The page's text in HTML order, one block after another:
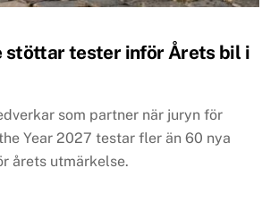
stöttar tester inför Årets bil i
som partner när juryn för
Year 2027 testar fler än 60 nya
årets utmärkelse.